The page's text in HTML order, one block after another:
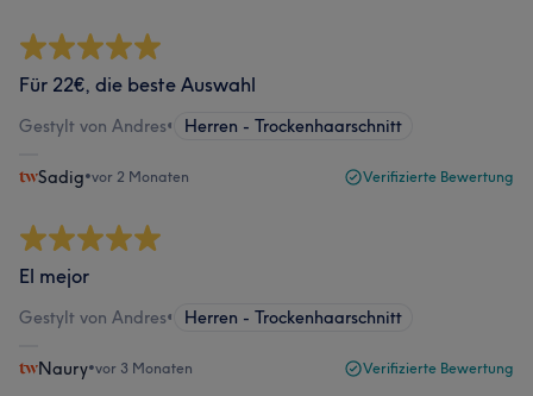
Für 22€, die beste Auswahl
Gestylt von Andres• Herren - Trockenhaarschnitt
Sadig•vor 2 Monaten Verifizierte Bewertung
El mejor
Gestylt von Andres• Herren - Trockenhaarschnitt
Naury•vor 3 Monaten Verifizierte Bewertung